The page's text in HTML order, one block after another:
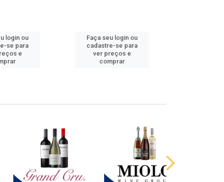
login ou
se para
e
Faça seu login ou
cadastre-se para
ver preços e
comprar